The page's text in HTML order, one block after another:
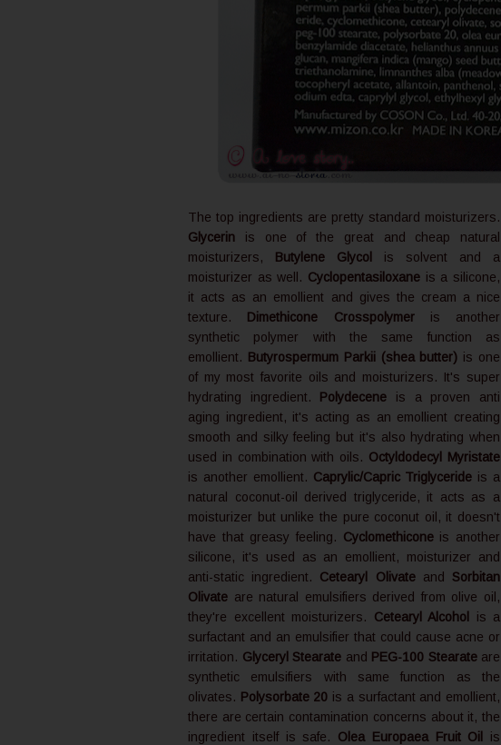
The top ingredients are pretty standard moisturizers.
Glycerin is one of the great and cheap natural
moisturizers,
Butylene Glycol
is solvent and a
moisturizer as well. Cyclopentasiloxane is a silicone,
it acts as an emollient and gives the cream a nice
texture.
Dimethicone Crosspolymeris another
synthetic polymer with the same function as
emollient.
Butyrospermum Parkii (shea butter) is one
of my most favorite oils and moisturizers. It's super
hydrating ingredient.
Polydecene is a proven anti
aging ingredient, it's acting as an emollient creating
smooth and silky feeling but it's also hydrating when
used in combination with oils. Octyldodecyl Myristate
is another emollient. Caprylic/Capric Triglyceride is a
natural coconut-oil derived triglyceride, it acts as a
moisturizer but unlike the pure coconut oil, it doesn't
have that greasy feeling. Cyclomethiconeis another
silicone, it's used as an emollient, moisturizer and
anti-static ingredient. Cetearyl Olivate and
Sorbitan
Olivate are natural emulsifiers derived from olive oil,
they're excellent moisturizers. Cetearyl Alcohol
is a
surfactant and an emulsifier that could cause acne or
irritation. Glyceryl Stearate and PEG-100 Stearate are
synthetic emulsifiers with same function as the
olivates. Polysorbate 20 is a surfactant and emollient,
there are certain contamination concerns about it, the
ingredient itself is safe. Olea Europaea Fruit Oil is